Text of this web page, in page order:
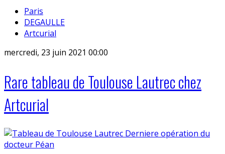
Paris
DEGAULLE
Artcurial
mercredi, 23 juin 2021 00:00
Rare tableau de Toulouse Lautrec chez
Artcurial